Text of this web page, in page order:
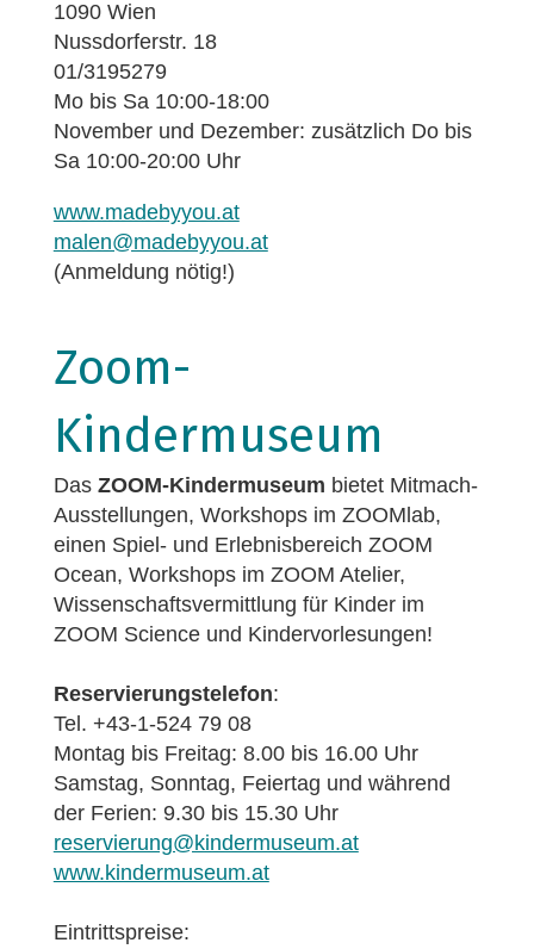
1090 Wien
Nussdorferstr. 18
01/3195279
Mo bis Sa 10:00-18:00
November und Dezember: zusätzlich Do bis
Sa 10:00-20:00 Uhr
www.madebyyou.at
malen@madebyyou.at
(Anmeldung nötig!)
Zoom-
Kindermuseum
Das ZOOM-Kindermuseum bietet Mitmach-
Ausstellungen, Workshops im ZOOMlab,
einen Spiel- und Erlebnisbereich ZOOM
Ocean, Workshops im ZOOM Atelier,
Wissenschaftsvermittlung für Kinder im
ZOOM Science und Kindervorlesungen!
Reservierungstelefon:
Tel. +43-1-524 79 08
Montag bis Freitag: 8.00 bis 16.00 Uhr
Samstag, Sonntag, Feiertag und während
der Ferien: 9.30 bis 15.30 Uhr
reservierung@kindermuseum.at
www.kindermuseum.at
Eintrittspreise: